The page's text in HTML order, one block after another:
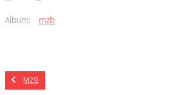
Album: mzb
MZB